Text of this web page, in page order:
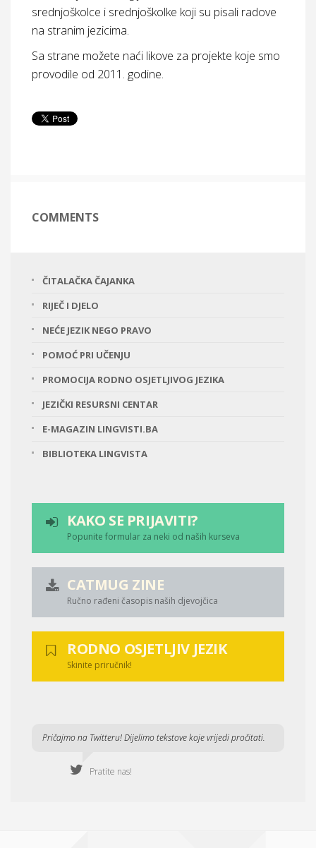
srednjoškolce i srednjoškolke koji su pisali radove
na stranim jezicima.
Sa strane možete naći likove za projekte koje smo
provodile od 2011. godine.
COMMENTS
ČITALAČKA ČAJANKA
RIJEČ I DJELO
NEĆE JEZIK NEGO PRAVO
POMOĆ PRI UČENJU
PROMOCIJA RODNO OSJETLJIVOG JEZIKA
JEZIČKI RESURSNI CENTAR
E-MAGAZIN LINGVISTI.BA
BIBLIOTEKA LINGVISTA
KAKO SE PRIJAVITI?
Popunite formular za neki od naših kurseva
CATMUG ZINE
Ručno rađeni časopis naših djevojčica
RODNO OSJETLJIV JEZIK
Skinite priručnik!
Pričajmo na Twitteru! Dijelimo tekstove koje vrijedi pročitati.
Pratite nas!